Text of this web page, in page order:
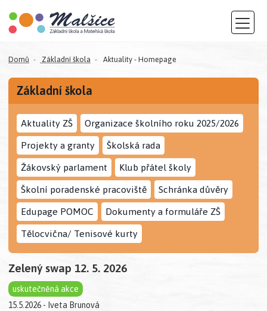
Domů Základní škola Aktuality - Homepage
Základní škola
Aktuality ZŠ Organizace školního roku 2025/2026
Projekty a granty Školská rada
Žákovský parlament Klub přátel školy
Školní poradenské pracoviště Schránka důvěry
Edupage POMOC Dokumenty a formuláře ZŠ
Tělocvična/ Tenisové kurty
Zelený swap 12. 5. 2026
uskutečněná akce
15.5.2026 - Iveta Brunová